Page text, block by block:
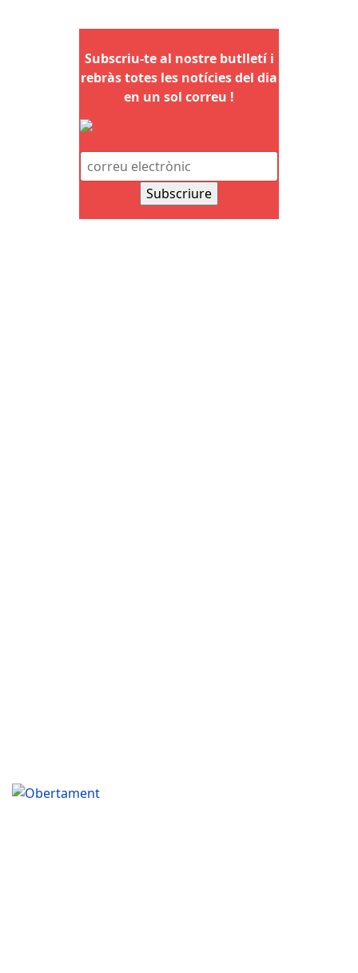
Subscriu-te al nostre butlletí i
rebràs totes les notícies del dia
en un sol correu !